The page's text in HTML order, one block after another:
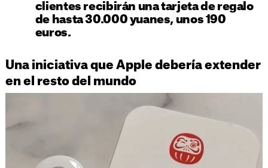
clientes recibirán una tarjeta de regalo
de hasta 30.000 yuanes, unos 190
euros.
Una iniciativa que Apple debería extender
en el resto del mundo